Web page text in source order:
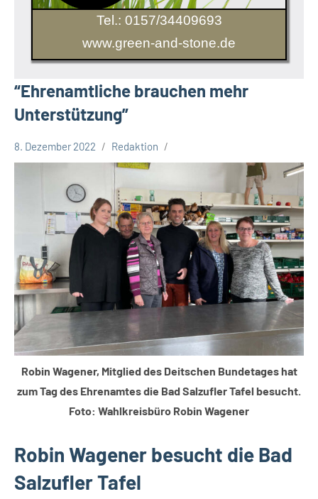
Tel.: 0157/34409693
www.green-and-stone.de
“Ehrenamtliche brauchen mehr
Unterstützung”
Lippe
Kreispolitik
8. Dezember 2022 Redaktion
Robin Wagener, Mitglied des Deitschen Bundetages hat
zum Tag des Ehrenamtes die Bad Salzufler Tafel besucht.
Foto: Wahlkreisbüro Robin Wagener
Robin Wagener besucht die Bad
Salzufler Tafel